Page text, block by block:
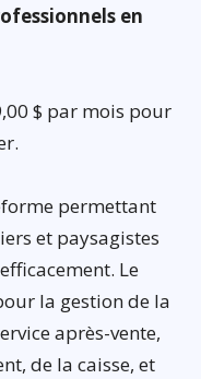
en
$ par mois pour
permettant
et paysagistes
Le
la gestion de la
après-vente,
de la caisse, et